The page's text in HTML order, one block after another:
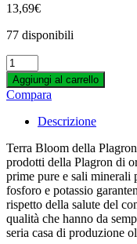
13,69€
77 disponibili
PLAGRON
-
TERRA
BLOOM
quantity
Aggiungi al carrello
Compara
Descrizione
Terra Bloom della
prodotti della Plagron di
prime pure e sali minerali
fosforo e potassio
rispetto della salute del
qualità che hanno da
seria casa di produzione